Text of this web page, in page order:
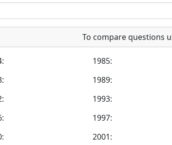
To compare questions
1985:
1989:
1993:
1997:
2001: